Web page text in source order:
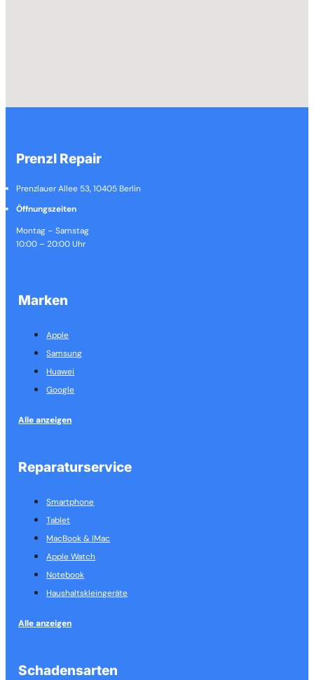
Prenzl Repair
Prenzlauer Allee 53, 10405 Berlin
Öffnungszeiten
Montag – Samstag
10:00 – 20:00 Uhr
Marken
Apple
Samsung
Huawei
Google
Alle anzeigen
Reparaturservice
Smartphone
Tablet
MacBook & IMac
Apple Watch
Notebook
Haushalts­kleingeräte
Alle anzeigen
Schadensarten